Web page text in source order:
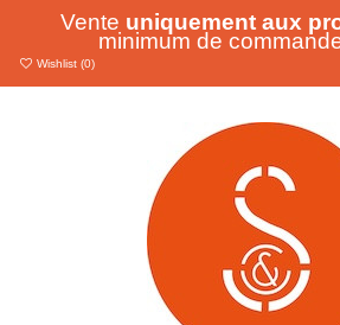
Vente uniquement aux
minimum de
Wishlist (0)